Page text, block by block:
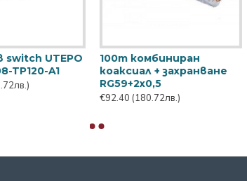
6-port комбиниран
управляем PoE switch с
UPS Wi-Tek WI-
Access point
2.4Ghz + 5Ghz
AP215
€93.48